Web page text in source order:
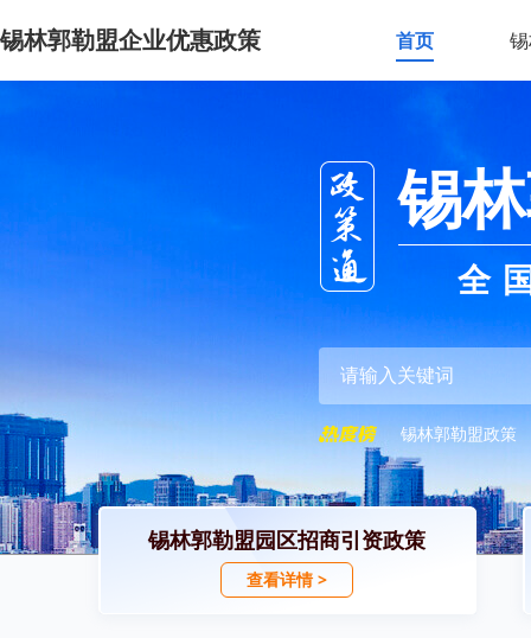
锡林郭勒盟企业优惠政策 首页
锡
全
锡林郭勒盟政策
锡林郭勒盟园区招商引资政策
查看详情 >